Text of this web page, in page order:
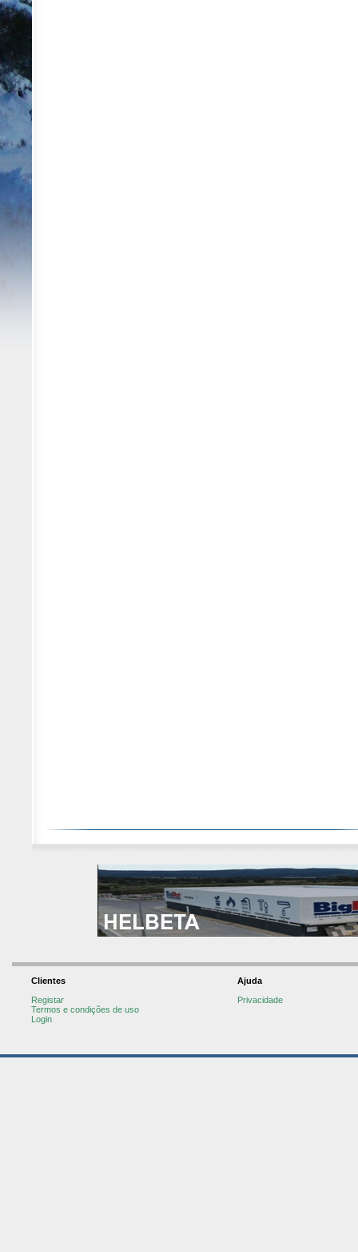
Clientes
Registar
Termos e condições de uso
Login
Ajuda
Privacidade